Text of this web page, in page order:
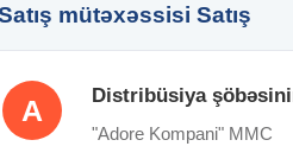
mütəxəssisi Satış
A Distribüsiya
"Adore Kompani" MMC